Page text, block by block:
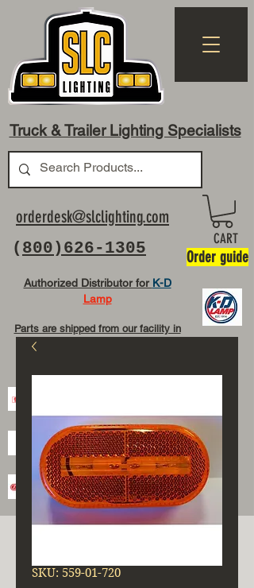
Truck & Trailer Lighting Specialists
( 800)626-1305
orderdesk@slclighting.com
Authorized Distributor for K-D
Lamp
Parts are shipped from our facility in
CART
Order guide
SKU: 559-01-720